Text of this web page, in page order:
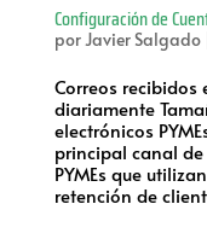
Configuración de
porJavier Salgado
Correos
diariamente
electrónicos
principal canal de
PYMEs que
retención de